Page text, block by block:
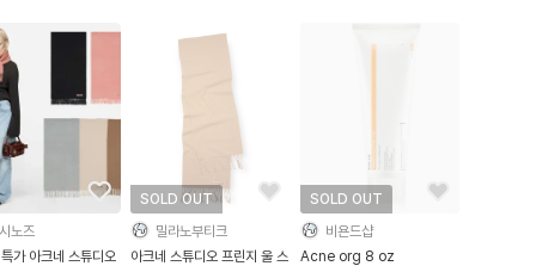
노즈
가 아크네 스튜디오
SOLD OUT
밀라노부티크
아크네 스튜디오 프린지 울 스
SOLD OUT
비욘드샵
Acne org 8 oz